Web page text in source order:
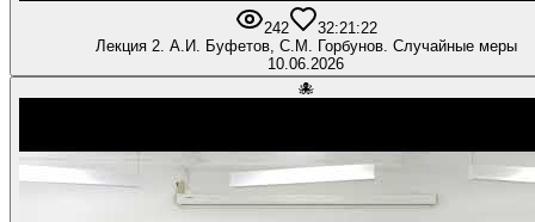
242 32:21:22
Лекция 2. А.И. Буфетов, С.М. Горбунов. Случайные меры
10.06.2026
🐙